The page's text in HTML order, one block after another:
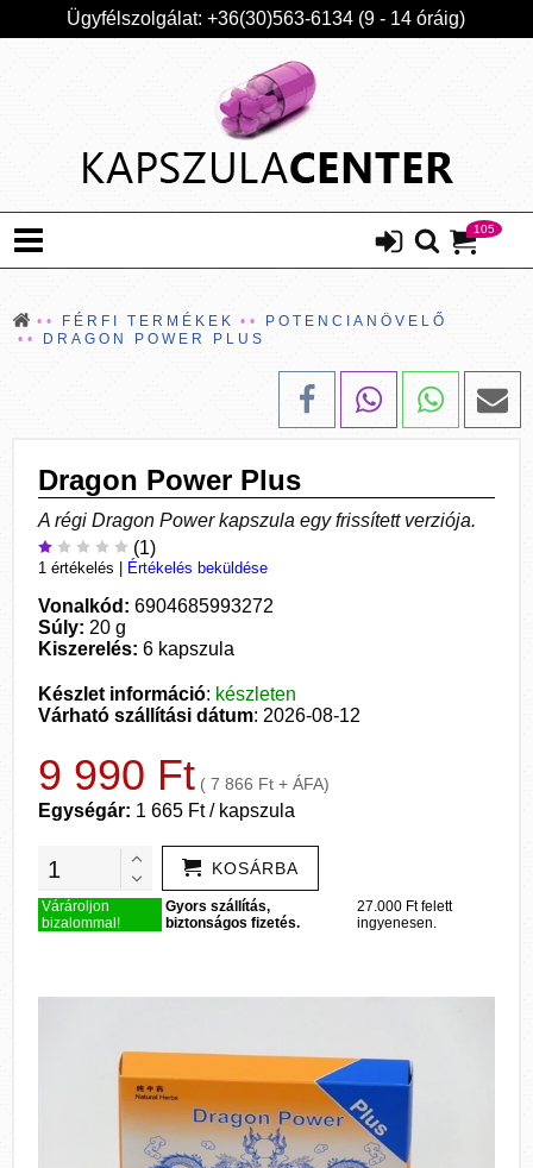
Ügyfélszolgálat: +36(30)563-6134 (9 - 14 óráig)
105
FÉRFI TERMÉKEK
POTENCIANÖVELŐ
DRAGON POWER PLUS
Dragon Power Plus
A régi Dragon Power kapszula egy frissített verziója.
(1)
1 értékelés Értékelés beküldése
Vonalkód: 6904685993272
Súly: 20 g
Kiszerelés: 6 kapszula
Készlet információ: készleten
Várható szállítási dátum: 2026-08-12
9 990 Ft ( 7 866 Ft + ÁFA)
Egységár: 1 665 Ft / kapszula
KOSÁRBA
Várároljon
bizalommal!
Gyors szállítás,
biztonságos fizetés.
27.000 Ft felett
ingyenesen.